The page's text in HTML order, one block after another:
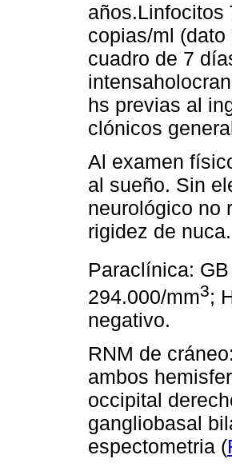
años.Linfocitos
copias/ml
cuadro de 7
hs previas al
clónicos
Al examen
al sueño. Sin
neurológico no
rigidez de nuca.
Paraclínica:
294.000/mm3;
negativo.
RNM de
ambos
occipital
gangliobasal
espectometria (